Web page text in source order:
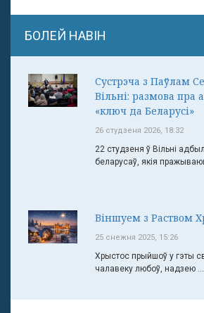
БОЛЕЙ НАВІН
Сустрэча з Паўлам
Вільні: размова пра
«ключ да Беларусі»
26 студзеня 2026, 18:32
22 студзеня ў Вільні
беларусаў, якія
Віншуем з Раством
25 снежня 2025, 15:26
Хрыстос прыйшоў у гэты
чалавеку любоў, надзею ...